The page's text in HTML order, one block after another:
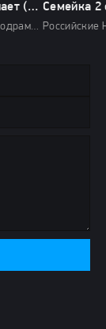
Пока никто не знает (2024)
Российские HD Мелодрамы 2024 года Домашний мини-сериалы
Семейка 2